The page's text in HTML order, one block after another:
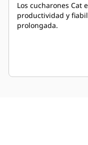
Los cucharones Cat
productividad y
prolongada.